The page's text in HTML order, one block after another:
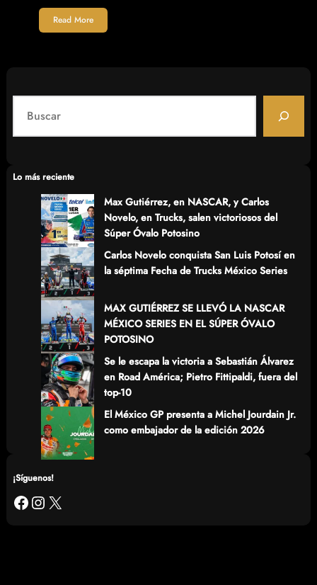
Read More
a
cLo más reciente
Max Gutiérrez, en NASCAR, y Carlos
Novelo, en Trucks, salen victoriosos del
Súper Óvalo Potosino
Carlos Novelo conquista San Luis Potosí en
la séptima Fecha de Trucks México Series
MAX GUTIÉRREZ SE LLEVÓ LA NASCAR
MÉXICO SERIES EN EL SÚPER ÓVALO
POTOSINO
Se le escapa la victoria a Sebastián Álvarez
en Road América; Pietro Fittipaldi, fuera del
top-10
El México GP presenta a Michel Jourdain Jr.
como embajador de la edición 2026
¡Síguenos!
Facebook Instagram X